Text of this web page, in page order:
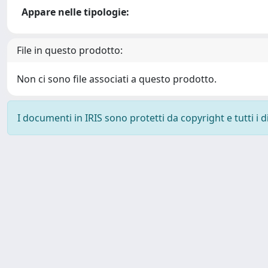
Appare nelle tipologie:
File in questo prodotto:
Non ci sono file associati a questo prodotto.
I documenti in IRIS sono protetti da copyright e tutti i